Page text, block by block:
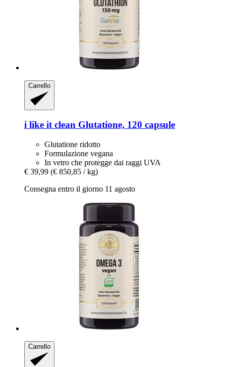
Carrello
i like it clean Glutatione, 120 capsule
Glutatione ridotto
Formulazione vegana
In vetro che protegge dai raggi UVA
€ 39,99 (€ 850,85 / kg)
Consegna entro il giorno 11 agosto
Carrello